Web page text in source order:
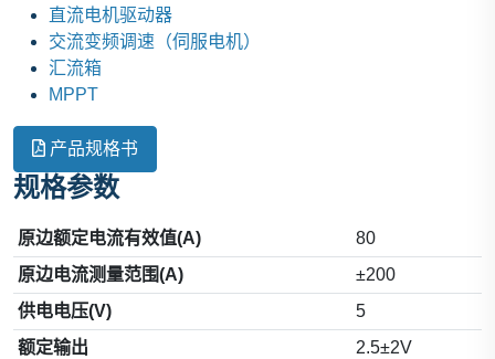
直流电机驱动器
交流变频调速（伺服电机）
汇流箱
MPPT
产品规格书
规格参数
原边额定电流有效值(A)
80
原边电流测量范围(A)
±200
供电电压(V)
5
额定输出
2.5±2V